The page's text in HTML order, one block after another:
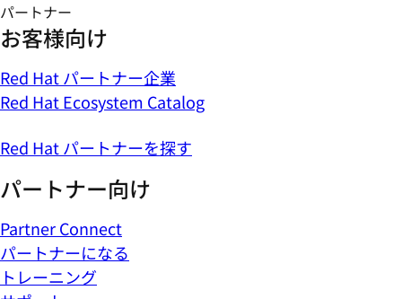
パートナー
お客様向け
Red Hat パートナー企業
Red Hat Ecosystem Catalog
Red Hat パートナーを探す
パートナー向け
Partner Connect
パートナーになる
トレーニング